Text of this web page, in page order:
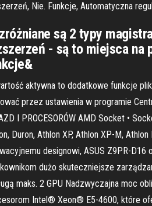
Nie. Funkcje, Automatyczna
są 2 typy
- są to miejsca na
aktywna to dodatkowe funkcje
przez ustawienia w programie
I PROCESORÓW AMD Socket •
Duron, Athlon XP, Athlon XP-M,
designowi, ASUS Z9PR-
dużo skuteczniejsze
maks. 2 GPU Nadzwyczajna moc
Intel® Xeon® E5-4600, które